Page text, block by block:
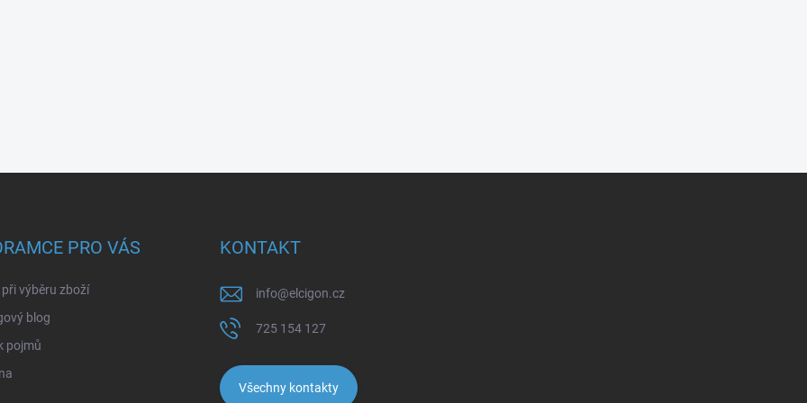
PRO VÁS
při výběru zboží
blog
pojmů
KONTAKT
info@elcigon.cz
725 154 127
Všechny kontakty